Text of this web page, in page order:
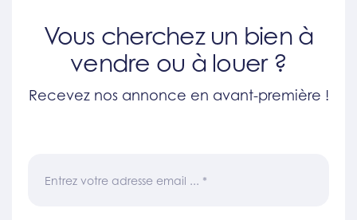
Vous cherchez un bien à
vendre ou à louer ?
Recevez nos annonce en avant-première !
Entrez votre adresse email ... *